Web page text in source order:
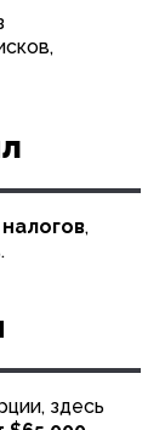
,
здесь